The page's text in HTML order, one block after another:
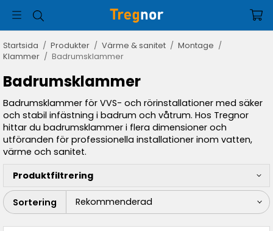
Startsida / Produkter / Värme & sanitet / Montage /
Klammer / Badrumsklammer
Badrumsklammer
Badrumsklammer för VVS- och rörinstallationer med säker
och stabil infästning i badrum och våtrum. Hos Tregnor
hittar du badrumsklammer i flera dimensioner och
utföranden för professionella installationer inom vatten,
värme och sanitet.
Produktfiltrering
Sortering